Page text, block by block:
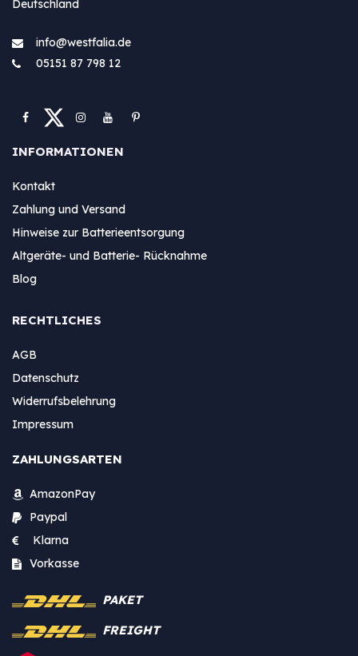
Deutschland
info@westfa​lia.de
05151 87 798 12
INFORMATIONEN
Kontakt
Zahlung und Versand
Hinweise zur Batterieentsorgung
Altgeräte- und Batterie- Rücknahme
Blog
RECHTLICHES
AGB
Datenschutz
Widerrufsbelehrung
Impressum
ZAHLUNGSARTEN
AmazonPay
Paypal
Klarna
Vorkasse
PAKET
FREIGHT